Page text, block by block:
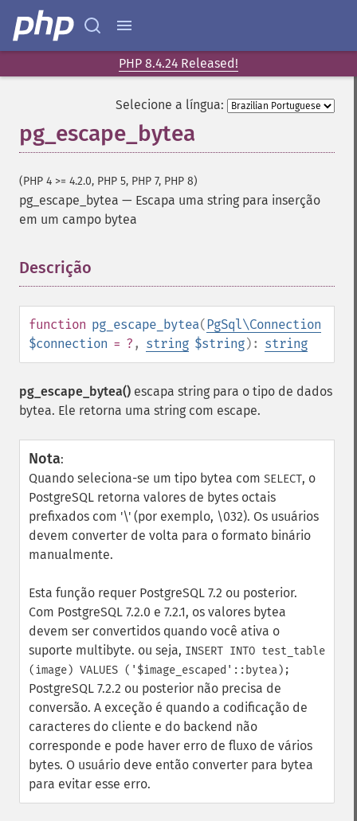
PHP 8.4.24 Released!
Selecione a língua:
pg_escape_bytea
(PHP 4 >= 4.2.0, PHP 5, PHP 7, PHP 8)
pg_escape_bytea — Escapa uma string para inserção
em um campo bytea
Descrição
function pg_escape_bytea(PgSql\Connection
$connection = ? , string $string): string
pg_escape_bytea() escapa string para o tipo de dados
bytea. Ele retorna uma string com escape.
Nota:
Quando seleciona-se um tipo bytea com SELECT, o
PostgreSQL retorna valores de bytes octais
prefixados com '\' (por exemplo, \032). Os usuários
devem converter de volta para o formato binário
manualmente.
Esta função requer PostgreSQL 7.2 ou posterior.
Com PostgreSQL 7.2.0 e 7.2.1, os valores bytea
devem ser convertidos quando você ativa o
suporte multibyte. ou seja, INSERT INTO test_table
(image) VALUES ('$image_escaped'::bytea);
PostgreSQL 7.2.2 ou posterior não precisa de
conversão. A exceção é quando a codificação de
caracteres do cliente e do backend não
corresponde e pode haver erro de fluxo de vários
bytes. O usuário deve então converter para bytea
para evitar esse erro.